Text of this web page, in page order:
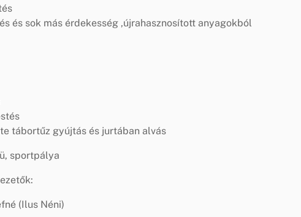
és sok más érdekesség ,újrahasznosított anyagokból
tábortűz gyújtás és jurtában alvás
sportpálya
(Ilus Néni)